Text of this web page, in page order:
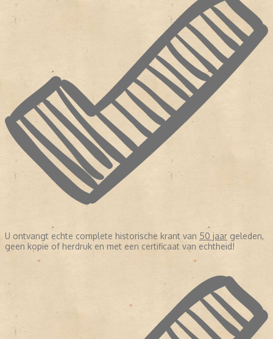
U ontvangt echte complete historische krant van 50 jaar geleden,
geen kopie of herdruk en met een certificaat van echtheid!